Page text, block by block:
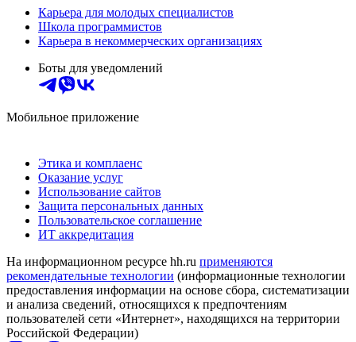
Карьера для молодых специалистов
Школа программистов
Карьера в некоммерческих организациях
Боты для уведомлений
Мобильное приложение
Этика и комплаенс
Оказание услуг
Использование сайтов
Защита персональных данных
Пользовательское соглашение
ИТ аккредитация
На информационном ресурсе hh.ru применяются
рекомендательные технологии (информационные технологии
предоставления информации на основе сбора, систематизации
и анализа сведений, относящихся к предпочтениям
пользователей сети «Интернет», находящихся на территории
Российской Федерации)